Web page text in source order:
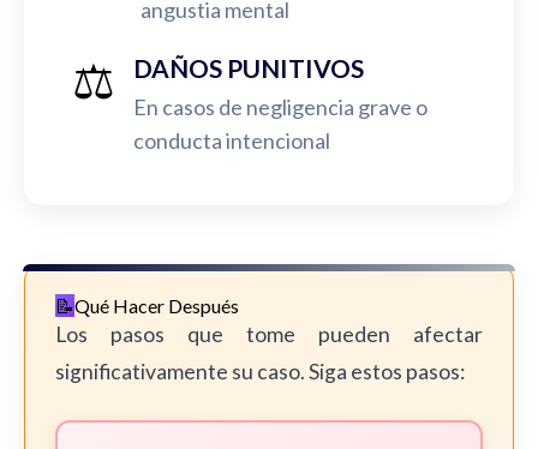
angustia mental
⚖️ DAÑOS PUNITIVOS
En casos de negligencia grave o
conducta intencional
Qué Hacer Después
Los pasos que tome pueden afectar
significativamente su caso. Siga estos pasos: